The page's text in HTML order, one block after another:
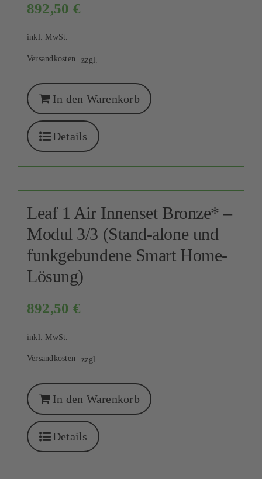
892,50 €
inkl. MwSt.
zzgl.
Versandkosten
In den Warenkorb
Details
Leaf 1 Air Innenset Bronze* –
Modul 3/3 (Stand-alone und
funkgebundene Smart Home-
Lösung)
892,50 €
inkl. MwSt.
zzgl.
Versandkosten
In den Warenkorb
Details